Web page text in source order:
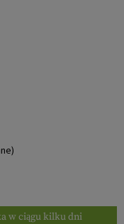
w ciągu kilku dni